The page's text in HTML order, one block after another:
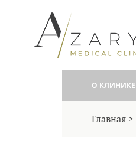
О КЛИНИКE
Главная